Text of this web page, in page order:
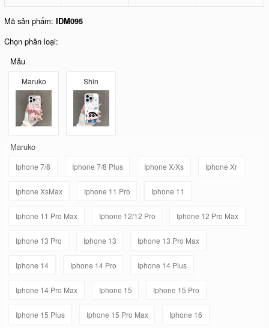
Mã sản phẩm:IDM095
Chọn phân loại:
Mẫu
Maruko Shin
Maruko
Iphone 7/8 Iphone 7/8 Plus Iphone X/Xs Iphone Xr
Iphone XsMax Iphone 11 Pro Iphone 11
Iphone 11 Pro Max Iphone 12/12 Pro Iphone 12 Pro Max
Iphone 13 Pro Iphone 13 Iphone 13 Pro Max
Iphone 14 Iphone 14 Pro Iphone 14 Plus
Iphone 14 Pro Max Iphone 15 Iphone 15 Pro
Iphone 15 Plus Iphone 15 Pro Max Iphone 16